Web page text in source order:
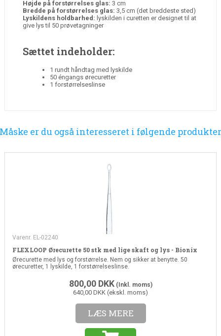
Højde på forstørrelses glas: 3 cm
Bredde på forstørrelses glas: 3,5 cm (det breddeste sted)
Lyskildens holdbarhed: lyskilden i curetten er designet til at
give lys til 50 prøvetagninger
Sættet indeholder:
1 rundt håndtag med lyskilde
50 éngangs ørecuretter
1 forstørrelseslinse
Måske er du også interesseret i følgende produkter
Varenr. EL-02240
FLEXLOOP Ørecurette 50 stk med lige skaft og lys - Bionix
Ørecurette med lys og forstørrelse. Nem og sikker at benytte. 50
ørecuretter, 1 lyskilde, 1 forstørrelseslinse.
800,00 DKK(Inkl. moms)
640,00 DKK (ekskl. moms)
LÆS MERE